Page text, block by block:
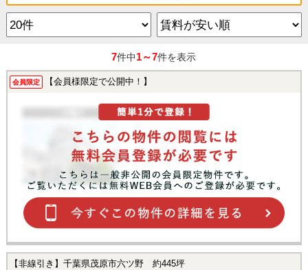
7件中1～7件を表示
会員限定 【会員様限定で公開中！】
【非線引き】千葉県茂原市六ツ野 約445坪